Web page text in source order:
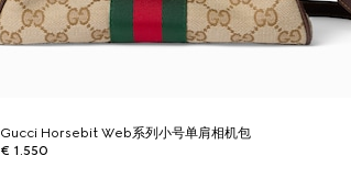
Gucci Horsebit Web系列小号单肩相机包
€ 1.550